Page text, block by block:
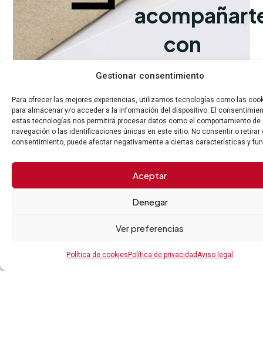
Gestionar consentimiento
Para ofrecer las mejores experiencias, utilizamos tecnologías como las
para almacenar y/o acceder a la información del dispositivo. El
estas tecnologías nos permitirá procesar datos como el comportamiento de
navegación o las identificaciones únicas en este sitio. No consentir o retirar
consentimiento, puede afectar negativamente a ciertas características y
Aceptar
Denegar
Ver preferencias
Política de cookies Política de privacidadAviso legal
con
experiencia
y
compromiso
ABOGADOS
analizamos tu caso con
cada paso del proceso.
dudas legales en
soledad.